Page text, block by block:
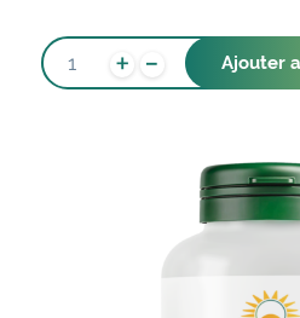
QUANTITÉ
DE
+ - Ajouter